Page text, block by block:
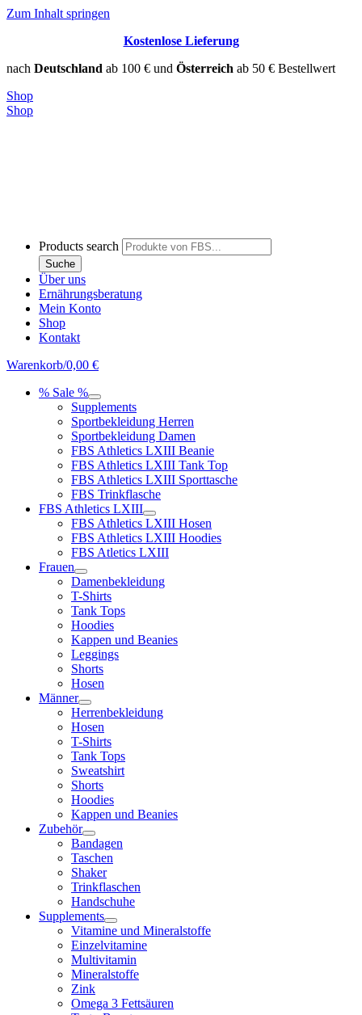
Zum Inhalt springen
Kostenlose Lieferung
nach Deutschland ab 100 € und Österreich ab 50 € Bestellwert
Shop
Shop
Products search
Suche
Über uns
Ernährungsberatung
Mein Konto
Shop
Kontakt
Warenkorb/0,00 €
% Sale %
Supplements
Sportbekleidung Herren
Sportbekleidung Damen
FBS Athletics LXIII Beanie
FBS Athletics LXIII Tank Top
FBS Athletics LXIII Sporttasche
FBS Trinkflasche
FBS Athletics LXIII
FBS Athletics LXIII Hosen
FBS Athletics LXIII Hoodies
FBS Atletics LXIII
Frauen
Damenbekleidung
T-Shirts
Tank Tops
Hoodies
Kappen und Beanies
Leggings
Shorts
Hosen
Männer
Herrenbekleidung
Hosen
T-Shirts
Tank Tops
Sweatshirt
Shorts
Hoodies
Kappen und Beanies
Zubehör
Bandagen
Taschen
Shaker
Trinkflaschen
Handschuhe
Supplements
Vitamine und Mineralstoffe
Einzelvitamine
Multivitamin
Mineralstoffe
Zink
Omega 3 Fettsäuren